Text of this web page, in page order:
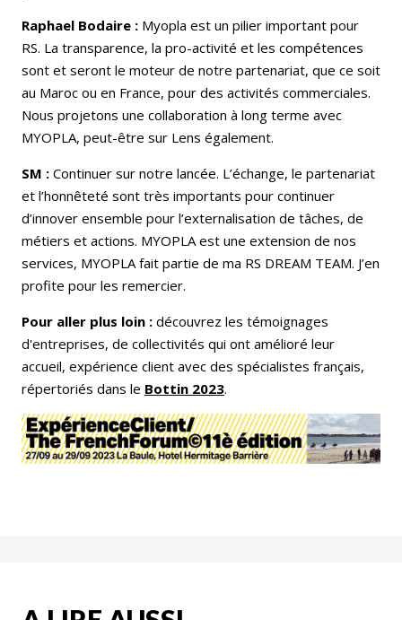
Raphael Bodaire : Myopla est un pilier important pour
RS. La transparence, la pro-activité et les compétences
sont et seront le moteur de notre partenariat, que ce soit
au Maroc ou en France, pour des activités commerciales.
Nous projetons une collaboration à long terme avec
MYOPLA, peut-être sur Lens également.
SM : Continuer sur notre lancée. L’échange, le partenariat
et l’honnêteté sont très importants pour continuer
d’innover ensemble pour l’externalisation de tâches, de
métiers et actions. MYOPLA est une extension de nos
services, MYOPLA fait partie de ma RS DREAM TEAM. J’en
profite pour les remercier.
Pour aller plus loin : découvrez les témoignages
d'entreprises, de collectivités qui ont amélioré leur
accueil, expérience client avec des spécialistes français,
répertoriés dans le Bottin 2023.